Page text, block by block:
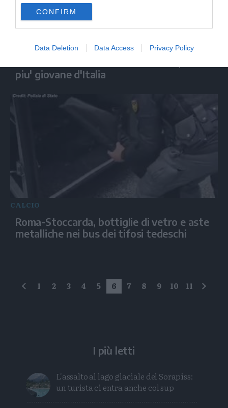
CONFIRM
Data Deletion Data Access Privacy Policy
CALCIO
piu' giovane d'Italia
CALCIO
Roma-Stoccarda, bottiglie di vetro e aste
metalliche nei bus dei tifosi tedeschi
precedente
1 2 3 4 5 6 7 8 9 10 11
I più letti
L'assalto al lago glaciale del Sorapiss:
un turista ci entra anche col sup